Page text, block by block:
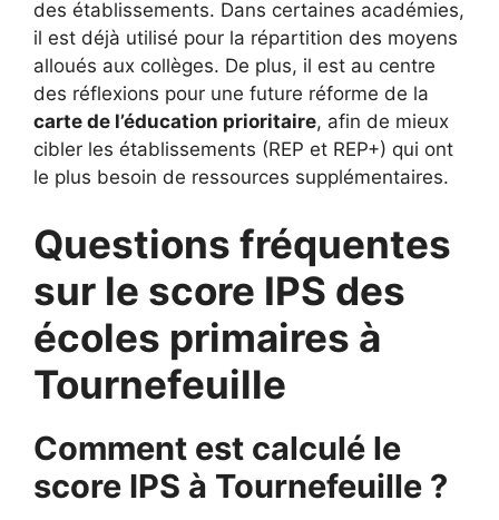
des établissements. Dans certaines académies,
il est déjà utilisé pour la répartition des moyens
alloués aux collèges. De plus, il est au centre
des réflexions pour une future réforme de la
carte de l’éducation prioritaire, afin de mieux
cibler les établissements (REP et REP+) qui ont
le plus besoin de ressources supplémentaires.
Questions fréquentes
sur le score IPS des
écoles primaires à
Tournefeuille
Comment est calculé le
score IPS à Tournefeuille ?